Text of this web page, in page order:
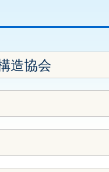
造協会